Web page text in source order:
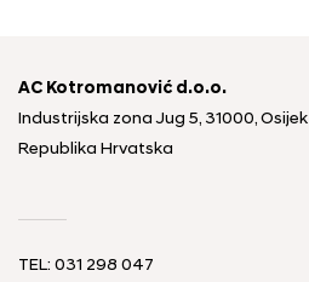
AC Kotromanović d.o.o.
Industrijska zona Jug 5, 31000, Osijek
Republika Hrvatska
TEL: 031 298 047